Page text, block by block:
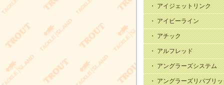
・ アイジェットリンク
・ アイビーライン
・ アチック
・ アルフレッド
・ アングラーズシステム
・ アングラーズリパブリ